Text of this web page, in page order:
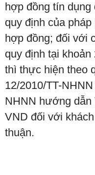
hợp đồng tín
quy định của
hợp đồng; đối với
quy định tại
thì thực hiện theo
12/2010/TT-
NHNN hướng dẫn
VND đối với
thuận.